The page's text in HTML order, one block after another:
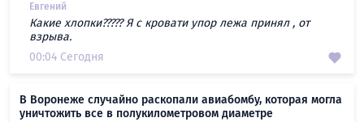
Евгений
Какие хлопки????? Я с кровати упор лежа принял , от
взрыва.
00:04 Сегодня
В Воронеже случайно раскопали авиабомбу, которая могла
уничтожить все в полукилометровом диаметре